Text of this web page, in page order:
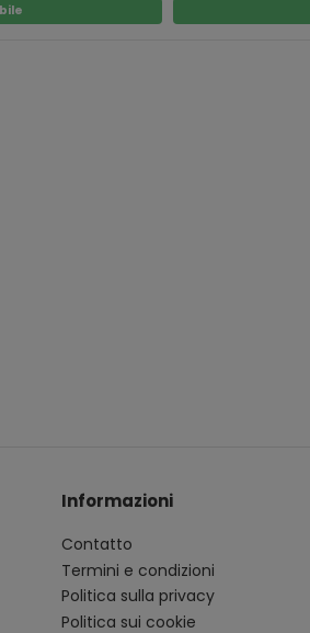
Informazioni
Contatto
Termini e condizioni
Politica sulla privacy
Politica sui cookie